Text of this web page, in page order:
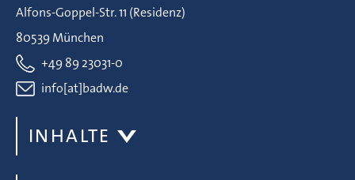
Alfons-Goppel-Str. 11 (Residenz)
80539 München
+49 89 23031-0
info[at]badw.de
INHALTE